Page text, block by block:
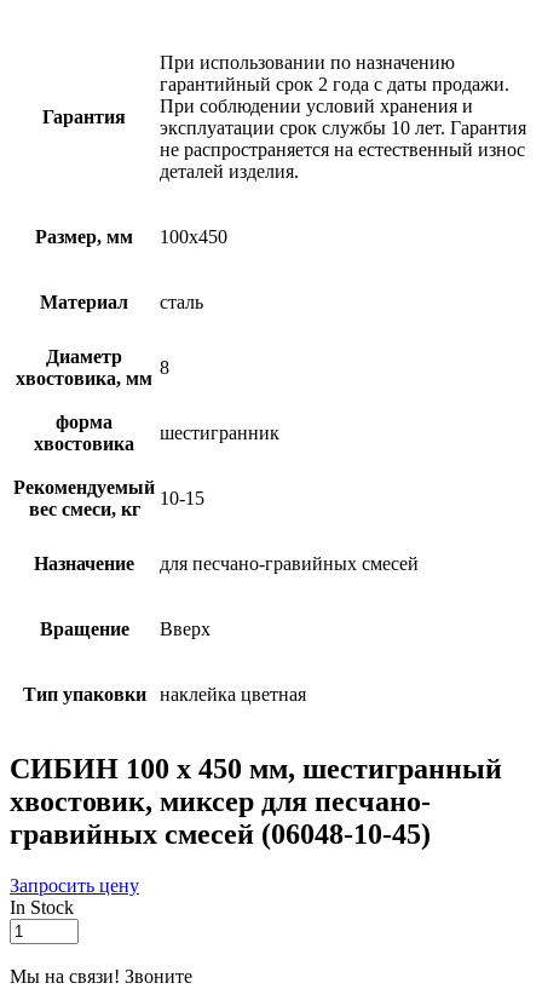
Гарантия
При использовании по назначению
гарантийный срок 2 года с даты продажи.
При соблюдении условий хранения и
эксплуатации срок службы 10 лет. Гарантия
не распространяется на естественный износ
деталей изделия.
Размер, мм 100х450
Материал сталь
Диаметр
хвостовика, мм
8
форма
хвостовика
шестигранник
Рекомендуемый
вес смеси, кг
10-15
Назначение для песчано-гравийных смесей
Вращение Вверх
Тип упаковки наклейка цветная
СИБИН 100 х 450 мм, шестигранный
хвостовик, миксер для песчано-
гравийных смесей (06048-10-45)
Запросить цену
In Stock
СИБИН
100
х
Мы на связи! Звоните